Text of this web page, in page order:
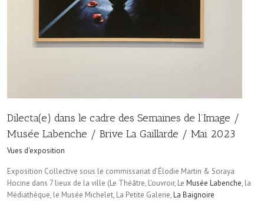
Dilecta(e) dans le cadre des Semaines de l’Image /
Musée Labenche / Brive La Gaillarde / Mai 2023
Vues d'exposition
Exposition Collective sous le commissariat d’Élodie Martin & Soraya
Hocine dans 7 lieux de la ville (Le Théâtre, L’ouvroir, Le Musée Labenche, la
Médiathèque, le Musée Michelet, La Petite Galerie,La Baignoire